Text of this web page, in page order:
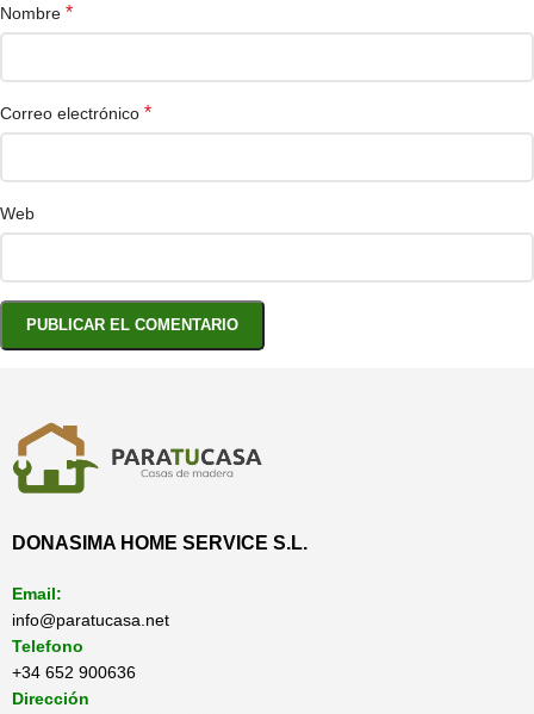
Nombre *
Correo electrónico *
Web
DONASIMA HOME SERVICE S.L.
Email:
info@paratucasa.net
Telefono
+34 652 900636
Dirección